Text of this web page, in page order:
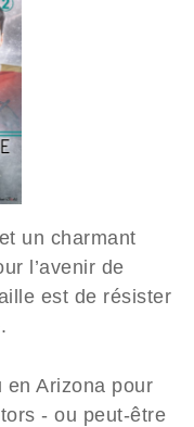
un charmant
l’avenir de
est de résister
en Arizona pour
- ou peut-être